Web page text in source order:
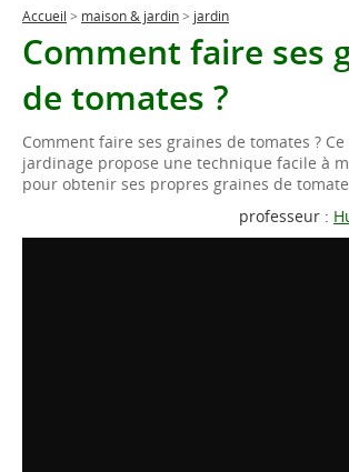
Accueil > maison & jardin> jardin
Comment faire ses
de tomates ?
Comment faire ses graines de tomates ?
jardinage propose une technique facile à
pour obtenir ses propres graines de
professeur :